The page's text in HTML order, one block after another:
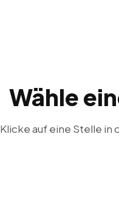
Wähle
Klicke auf eine Stelle in